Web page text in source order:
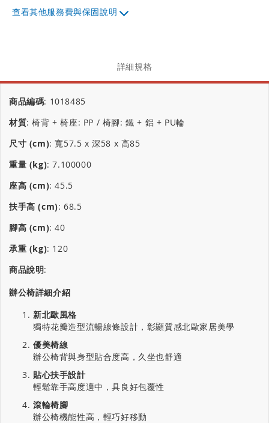
其他服務費與保固說明
詳細規格
商品編碼: 1018485
材質:椅背 + 椅座: PP / 椅腳: 鐵 + 鋁 + PU輪
尺寸 (cm):寬57.5 x 深58 x 高85
重量 (kg):7.100000
座高 (cm):45.5
扶手高 (cm):68.5
腳高 (cm):40
承重 (kg): 120
商品說明:
辦公椅詳細介紹
新北歐風格
獨特花瓣造型流暢線條設計，彰顯質感北歐家居美學
優美椅線
辦公椅背與身型貼合度高，久坐也舒適
貼心扶手設計
輕鬆靠手高度適中，具良好包覆性
滾輪椅腳
辦公椅機能性高，輕巧好移動